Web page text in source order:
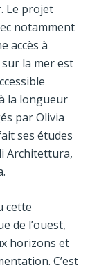
Le projet
notamment
accès à
sur la mer est
la longueur
par Olivia
ses études
Architettura,
cette
de l’ouest,
horizons et
C’est